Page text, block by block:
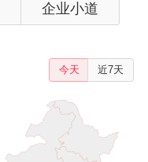
企业小道
今天 近7天